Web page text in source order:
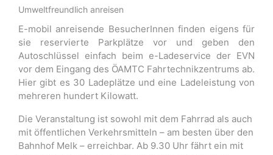
Umweltfreundlich anreisen
E-mobil anreisende BesucherInnen finden eigens für
sie reservierte Parkplätze vor und geben den
Autoschlüssel einfach beim e-Ladeservice der EVN
vor dem Eingang des ÖAMTC Fahrtechnikzentrums ab.
Hier gibt es 30 Ladeplätze und eine Ladeleistung von
mehreren hundert Kilowatt.
Die Veranstaltung ist sowohl mit dem Fahrrad als auch
mit öffentlichen Verkehrsmitteln – am besten über den
Bahnhof Melk – erreichbar. Ab 9.30 Uhr fährt ein mit